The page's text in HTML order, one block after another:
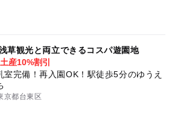
草観光と両立できるコスパ遊園地
産10%割引
室完備！再入園OK！駅徒歩5分のゆうえ
京都台東区